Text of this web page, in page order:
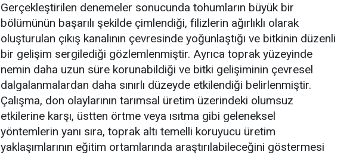
Gerçekleştirilen denemeler sonucunda tohumların büyük bir
bölümünün başarılı şekilde çimlendiği, filizlerin ağırlıklı olarak
oluşturulan çıkış kanalının çevresinde yoğunlaştığı ve bitkinin düzenli
bir gelişim sergilediği gözlemlenmiştir. Ayrıca toprak yüzeyinde
nemin daha uzun süre korunabildiği ve bitki gelişiminin çevresel
dalgalanmalardan daha sınırlı düzeyde etkilendiği belirlenmiştir.
Çalışma, don olaylarının tarımsal üretim üzerindeki olumsuz
etkilerine karşı, üstten örtme veya ısıtma gibi geleneksel
yöntemlerin yanı sıra, toprak altı temelli koruyucu üretim
yaklaşımlarının eğitim ortamlarında araştırılabileceğini göstermesi